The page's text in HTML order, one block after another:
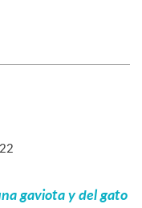
gaviota y del gato